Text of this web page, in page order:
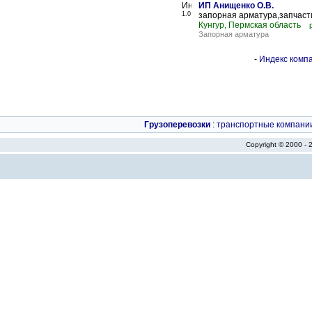
1.0
ИП Анищенко О.В.
запорная
Кунгур, Пермская область
Запорная арматура
- Индекс
Грузоперевозки : транспортные
Copyright © 2000 -